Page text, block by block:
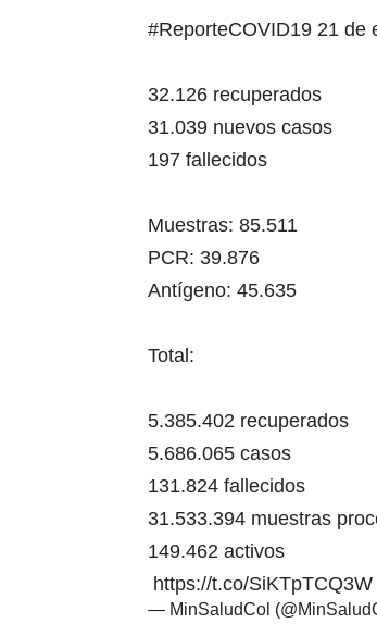
#ReporteCOVID19 21 de
32.126 recuperados
31.039 nuevos casos
197 fallecidos
Muestras: 85.511
PCR: 39.876
Antígeno: 45.635
Total:
5.385.402 recuperados
5.686.065 casos
131.824 fallecidos
31.533.394 muestras
149.462 activos
https://t.co/SiKTpTCQ3W
— MinSaludCol